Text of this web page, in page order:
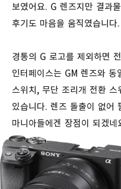
보였어요. G 렌즈지만 결과
후기도 마음을 움직였습니다.
경통의 G 로고를 제외하면
인터페이스는 GM 렌즈와
스위치, 무단 조리개 전환 스
있습니다. 렌즈 돌출이 없어
마니아들에겐 장점이 되겠네